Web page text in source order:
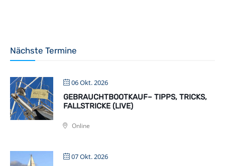
Nächste Termine
06 Okt. 2026
GEBRAUCHTBOOTKAUF– TIPPS, TRICKS,
FALLSTRICKE (LIVE)
Online
07 Okt. 2026